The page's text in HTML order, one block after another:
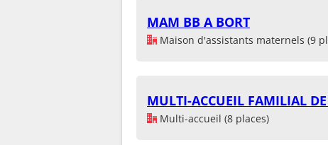
MAM BB A BORT
Maison d'assistants maternels (9
MULTI-ACCUEIL FAMILIAL
Multi-accueil (8 places)